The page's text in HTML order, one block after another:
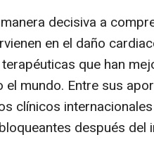
decisiva a
en el daño
que han
mundo. Entre sus
clínicos
después del